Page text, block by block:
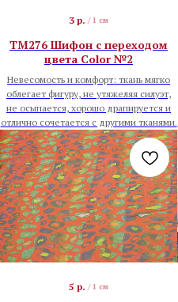
3 р. / 1 см
TM276 Шифон с переходом
цвета Color №2
Невесомость и комфорт: ткань мягко
облегает фигуру, не утяжеляя силуэт,
не осыпается, хорошо драпируется и
отлично сочетается с другими тканями.
5 р. / 1 см